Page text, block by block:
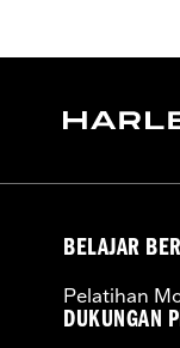
Sold In Units:Each
WARRANTY:1
BELAJAR
Pelatihan
DUKUNGAN